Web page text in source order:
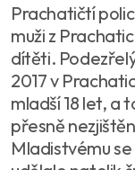
Prachatičtí
muži z
dítěti.
2017 v
mladší 18 let, a
přesně
Mladistvému